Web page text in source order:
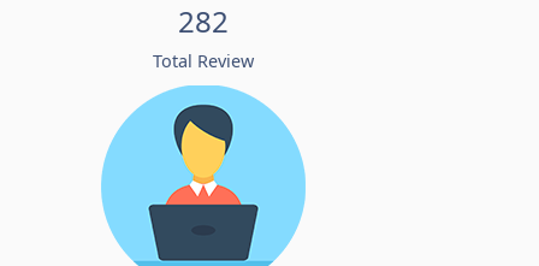
282
Total Review